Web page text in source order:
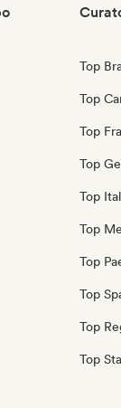
Top
Top
Top
Top
Top
Top
Top
Top
Top
Top